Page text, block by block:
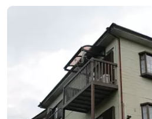
で忍道修行）